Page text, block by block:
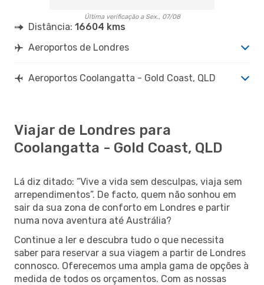
Última verificação a Sex., 07/08
Distância: 16604 kms
Aeroportos de Londres
Aeroportos Coolangatta - Gold Coast, QLD
Viajar de Londres para
Coolangatta - Gold Coast, QLD
Lá diz ditado: “Vive a vida sem desculpas, viaja sem
arrependimentos”. De facto, quem não sonhou em
sair da sua zona de conforto em Londres e partir
numa nova aventura até Austrália?
Continue a ler e descubra tudo o que necessita
saber para reservar a sua viagem a partir de Londres
connosco. Oferecemos uma ampla gama de opções à
medida de todos os orçamentos. Com as nossas